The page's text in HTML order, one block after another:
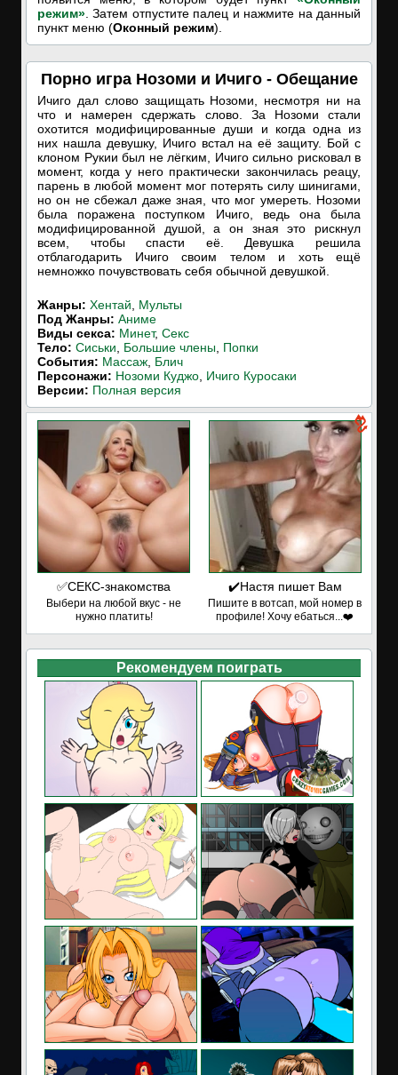
режим» . Затем отпустите палец и нажмите на данный
пункт меню (Оконный режим).
Порно игра Нозоми и Ичиго - Обещание
Ичиго дал слово защищать Нозоми, несмотря ни на
что и намерен сдержать слово. За Нозоми стали
охотится модифицированные души и когда одна из
них нашла девушку, Ичиго встал на её защиту. Бой с
клоном Рукии был не лёгким, Ичиго сильно рисковал в
момент, когда у него практически закончилась реацу,
парень в любой момент мог потерять силу шинигами,
но он не сбежал даже зная, что мог умереть. Нозоми
была поражена поступком Ичиго, ведь она была
модифицированной душой, а он зная это рискнул
всем, чтобы спасти её. Девушка решила
отблагодарить Ичиго своим телом и хоть ещё
немножко почувствовать себя обычной девушкой.
Жанры: Хентай
Мульты
Под Жанры: Аниме
Виды секса: Минет, Секс
Тело: Сиськи Большие члены Попки
События: Массаж Блич
Персонажи: Нозоми Куджо Ичиго Куросаки
Версии: Полная версия
✅СЕКС-знакомства
Выбери на любой вкус - не
нужно платить!
✔️Настя пишет Вам
Пишите в вотсап, мой номер в
профиле! Хочу ебаться...❤️
Рекомендуем поиграть